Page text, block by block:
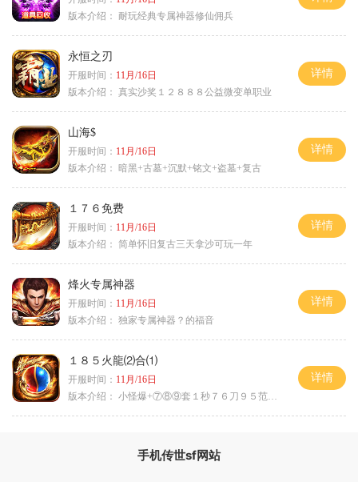
版本介绍： 耐玩经典专属神器修仙佣兵
永恒之刃
开服时间： 11月/16日
版本介绍： 真实沙奖１２８８８公益微变单职业
详情
山海$
开服时间： 11月/16日
版本介绍：
暗黑+古墓+沉默+铭文+盗墓+复古
详情
１７６免费
开服时间： 11月/16日
版本介绍： 简单怀旧复古三天拿沙可玩一年
详情
烽火专属神器
开服时间： 11月/16日
版本介绍： 独家专属神器？的福音
详情
１８５火龍⑵合⑴
开服时间： 11月/16日
版本介绍： 小怪爆+⑦⑧⑨套１秒７６刀９５范围捡
详情
手机传世sf网站